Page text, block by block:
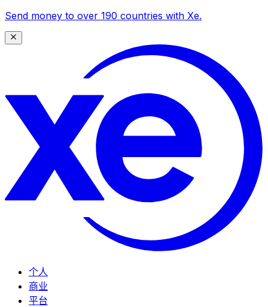
Send money to over 190 countries with Xe.
个人
商业
平台